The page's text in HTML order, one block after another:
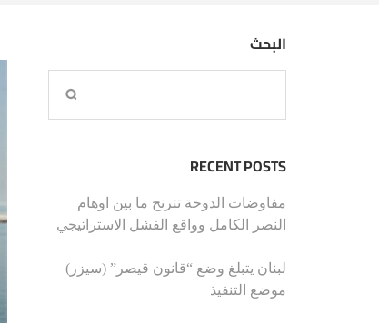
البحث
RECENT POSTS
مفاوضات الدوحة تترنح ما بين اوهام
النصر الكامل وواقع الفشل الاستراتيجي
لبنان يتبلغ وضع “قانون قيصر” (سيزر)
موضع التنفيذ